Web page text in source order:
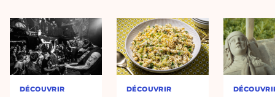
DÉCOUVRIR DÉCOUVRIR